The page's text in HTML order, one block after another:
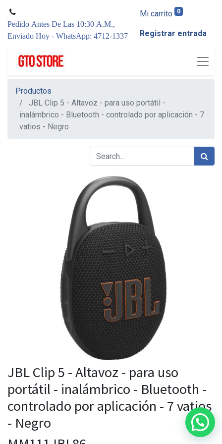
Pedido Antes De Las 10:30 A.M.,
Enviado Hoy - WhatsApp: 4712-1337
Mi carrito 0
Registrar entrada
Productos
JBL Clip 5 - Altavoz - para uso portátil -
inalámbrico - Bluetooth - controlado por aplicación - 7
vatios - Negro
JBL Clip 5 - Altavoz - para uso
portátil - inalámbrico - Bluetooth -
controlado por aplicación - 7 vatios
- Negro